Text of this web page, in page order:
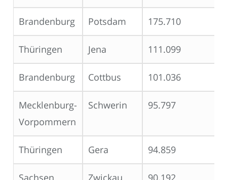
Brandenburg Potsdam 175.710
Thüringen Jena 111.099
Brandenburg Cottbus 101.036
Mecklenburg-
Vorpommern
Schwerin 95.797
Thüringen Gera 94.859
Sachsen Zwickau 90.192